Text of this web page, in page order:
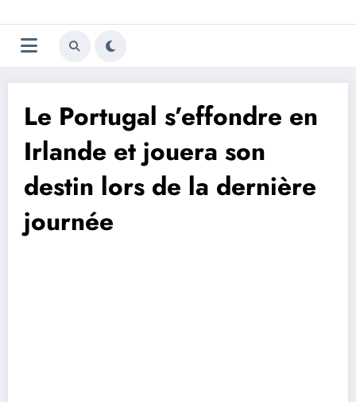
au
contenu
Trivela
L'actualité du football
Le Portugal s’effondre en
Irlande et jouera son
destin lors de la dernière
journée